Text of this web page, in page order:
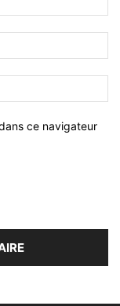
ce navigateur